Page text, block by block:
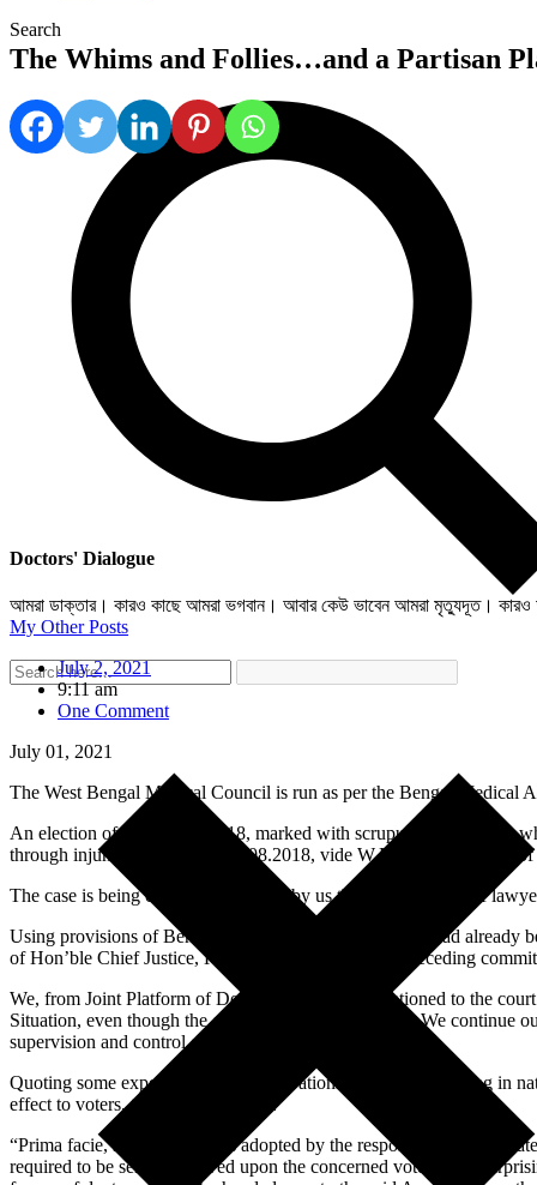
Search
The Whims and Follies…and a Partisan
Doctors' Dialogue
আমরা ডাক্তার। কারও কাছে আমরা ভগবান। আবার কেউ ভাবেন আমরা মৃত্যুদূত। কারও
My Other Posts
July 2, 2021
9:11 am
One Comment
July 01, 2021
The West Bengal Medical Council is run as per the Bengal
An election of WBMC in 2018, marked with scrupulous intentions
through injunction given on 16.08.2018, vide W.P. No. 13684 (W)
The case is being constantly pursued by us through our team of
Using provisions of Bengal Medical Act, 1914 – which had already
of Hon’ble Chief Justice, Kolkata High Court – the preceding
We, from Joint Platform of Doctors, WB, have mentioned to the
Situation, even though the case was listed for hearing. We continue
supervision and control of the Court.
Quoting some experts from the observations which are damning in
effect to voters, the Court observes:
“Prima facie, such practice, as adopted by the respondent no. 4,
required to be sent and served upon the concerned voters. It is